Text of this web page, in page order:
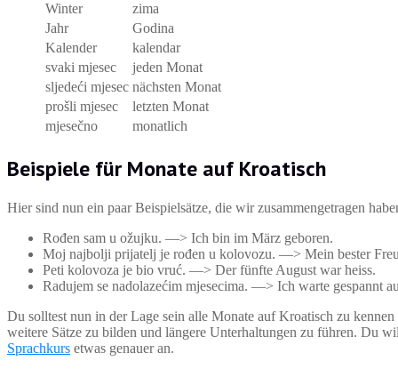
Winter
zima
Jahr
Godina
Kalender
kalendar
svaki mjesec
jeden Monat
sljedeći mjesec nächsten Monat
prošli mjesec
letzten Monat
mjesečno
monatlich
Beispiele für Monate auf Kroatisch
Hier sind nun ein paar Beispielsätze, die wir zusammengetragen
Rođen sam u ožujku. —> Ich bin im März geboren.
Moj najbolji prijatelj je rođen u kolovozu. —> Mein bester
Peti kolovoza je bio vruć. —> Der fünfte August war heiss.
Radujem se nadolazećim mjesecima. —> Ich warte gespannt
Du solltest nun in der Lage sein alle Monate auf Kroatisch zu
weitere Sätze zu bilden und längere Unterhaltungen zu führen. Du
Sprachkurs etwas genauer an.